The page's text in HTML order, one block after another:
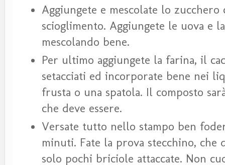
Aggiungete e mescolate lo
scioglimento. Aggiungete le uova e
mescolando bene.
Per ultimo aggiungete la farina, il
setacciati ed incorporate bene nei
frusta o una spatola. Il composto
che deve essere.
Versate tutto nello stampo ben
minuti. Fate la prova stecchino, che
solo pochi briciole attaccate. Non